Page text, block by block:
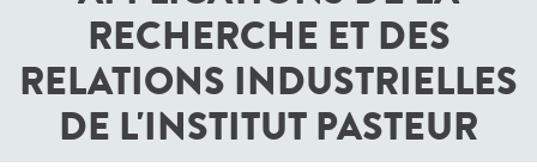
RECHERCHE ET DES
RELATIONS INDUSTRIELLES
DE L'INSTITUT PASTEUR